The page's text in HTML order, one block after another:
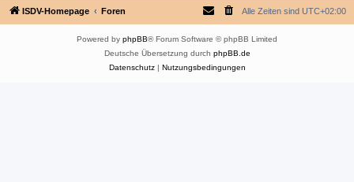
ISDV-Homepage Foren Alle Zeiten sind UTC+02:00
Powered by phpBB® Forum Software © phpBB Limited
Deutsche Übersetzung durch phpBB.de
Datenschutz| Nutzungsbedingungen